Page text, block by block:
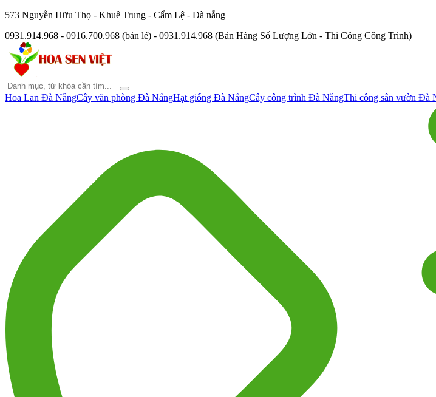
573 Nguyễn Hữu Thọ - Khuê Trung - Cẩm Lệ - Đà nẵng
0931.914.968 - 0916.700.968 (bán lẻ) - 0931.914.968 (Bán Hàng Số Lượng Lớn - Thi Công Công Trình)
Hoa Lan Đà NẵngCây văn phòng Đà NẵngHạt giống Đà NẵngCây công trình Đà NẵngThi công sân vườn Đà